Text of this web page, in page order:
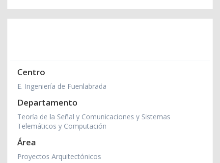
Centro
E. Ingeniería de Fuenlabrada
Departamento
Teoría de la Señal y Comunicaciones y Sistemas
Telemáticos y Computación
Área
Proyectos Arquitectónicos